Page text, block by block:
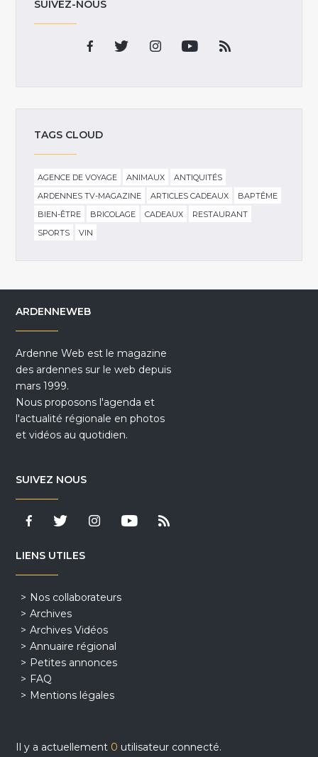
SUIVEZ-NOUS
TAGS CLOUD
AGENCE DE VOYAGE ANIMAUX
ANTIQUITÉS
ARDENNES TV-MAGAZINE
ARTICLES CADEAUX
BAPTÊME
BIEN-ÊTRE
BRICOLAGE CADEAUX
RESTAURANT
SPORTS
VIN
ARDENNEWEB
Ardenne Web est le magazine
des ardennes sur le web depuis
mars 1999.
Nous proposons l'agenda et
l'actualité régionale en photos
et vidéos au quotidien.
SUIVEZ NOUS
LIENS UTILES
Nos collaborateurs
Archives
Archives Vidéos
Annuaire régional
Petites annonces
FAQ
Mentions légales
Il y a actuellement 0 utilisateur connecté.